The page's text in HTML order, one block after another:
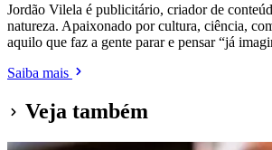
Jordão Vilela é publicitário, criador de
natureza. Apaixonado por cultura, ciência,
aquilo que faz a gente parar e pensar “já
Saiba mais
Veja também